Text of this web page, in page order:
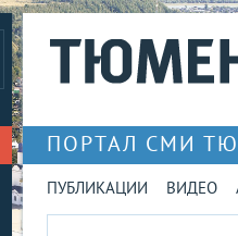
ПОРТАЛ СМИ
ПУБЛИКАЦИИ ВИДЕО